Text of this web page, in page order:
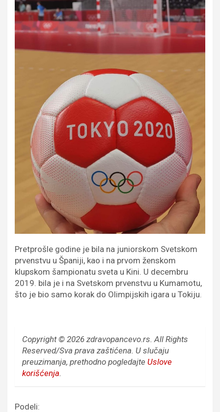
Pretprošle godine je bila na juniorskom Svetskom
prvenstvu u Španiji, kao i na prvom ženskom
klupskom šampionatu sveta u Kini. U decembru
2019. bila je i na Svetskom prvenstvu u Kumamotu,
što je bio samo korak do Olimpijskih igara u Tokiju.
Copyright © 2026 zdravopancevo.rs. All Rights
Reserved/Sva prava zaštićena. U slučaju
preuzimanja, prethodno pogledajte Uslove
korišćenja.
Podeli: